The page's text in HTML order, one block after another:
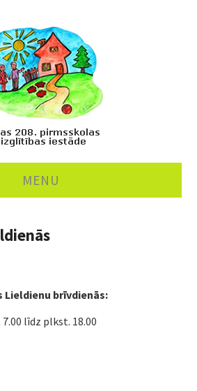
MENU
Lieldienu brīvdienās:
līdz plkst. 18.00